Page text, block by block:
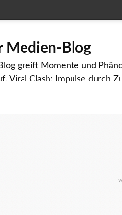
Medien-Blog
greift Momente und
Viral Clash: Impulse durch